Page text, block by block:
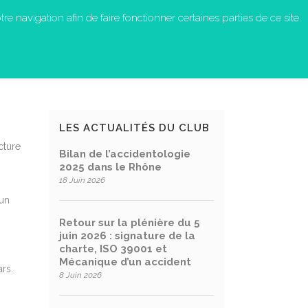
LES ACTUALITÉS DU CLUB
Bilan de l’accidentologie
2025 dans le Rhône
18 Juin 2026
Retour sur la plénière du 5
juin 2026 : signature de la
charte, ISO 39001 et
Mécanique d’un accident
8 Juin 2026
navigation afin de faire fonctionner certaines parties de ce site.